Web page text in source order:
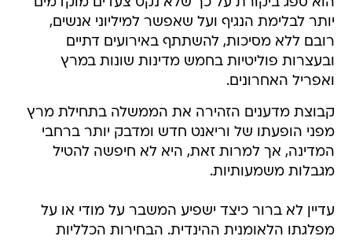
יותר לבלימת הנגיף ועל שאפשר למיליוני אנשים,
רובם ללא מסיכות, להשתתף באירועים דתיים
ובעצרות פוליטיות בחמש מדינות שונות במרץ
ואפריל האחרונים.
קבוצת מדענים הזהירה את הממשלה בתחילת מרץ
מפני הופעתו של וריאנט חדש ומדבק יותר ברחבי
המדינה, אך למרות זאת, היא לא חיפשה להטיל
מגבלות משמעותיות.
עדיין לא ברור כיצד ישפיע המשבר על מודי או על
מפלגתו הלאומנית ההינדית. הבחירות הכלליות